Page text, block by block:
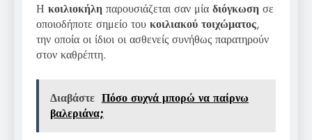
Η κοιλιοκήλη παρουσιάζεται σαν μία διόγκωση σε
οποιοδήποτε σημείο του κοιλιακού τοιχώματος,
την οποία οι ίδιοι οι ασθενείς συνήθως παρατηρούν
στον καθρέπτη.
Διαβάστε Πόσο συχνά μπορώ να παίρνω
βαλεριάνα;